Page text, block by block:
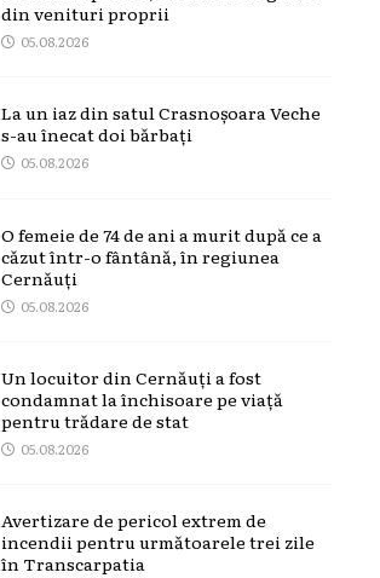
din venituri proprii
05.08.2026
La un iaz din satul Crasnoșoara Veche
s-au înecat doi bărbați
05.08.2026
O femeie de 74 de ani a murit după ce a
căzut într-o fântână, în regiunea
Cernăuți
05.08.2026
Un locuitor din Cernăuți a fost
condamnat la închisoare pe viață
pentru trădare de stat
05.08.2026
Avertizare de pericol extrem de
incendii pentru următoarele trei zile
în Transcarpatia